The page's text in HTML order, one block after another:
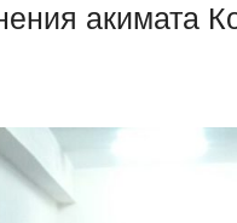
акимата